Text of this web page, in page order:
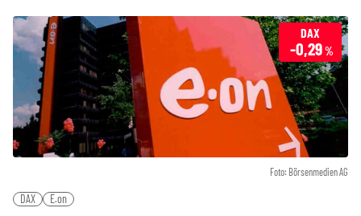
Foto: Börsenmedien AG
DAX
-0,29%
DAX E.on